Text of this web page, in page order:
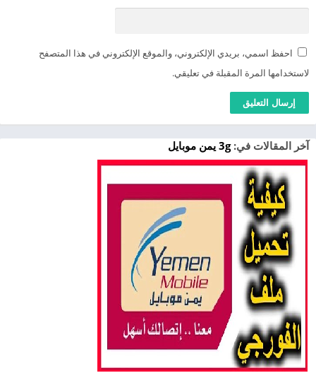
احفظ اسمي، بريدي الإلكتروني، والموقع الإلكتروني في هذا المتصفح
لاستخدامها المرة المقبلة في تعليقي.
آخر المقالات في:3g يمن موبايل